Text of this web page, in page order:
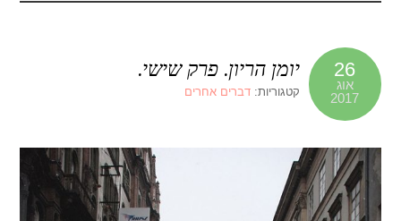
26
אוג
2017
יומן הריון. פרק שישי.
קטגוריות:דברים אחרים